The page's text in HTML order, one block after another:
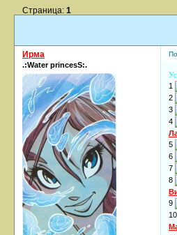
Страница:1
Ирма
.:Water princesS:.
1
2
3
4
5
6
7
8
9
10